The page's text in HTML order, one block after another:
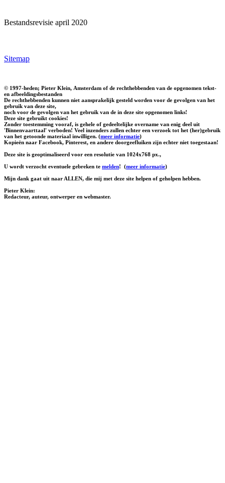
Bestandsrevisie april 2020
Sitemap
© 1997-heden; Pieter Klein, Amsterdam of de rechthebbenden van de opgenomen tekst-
en afbeeldingsbestanden
De rechthebbenden kunnen niet aansprakelijk gesteld worden voor de gevolgen van het
gebruik van deze site,
noch voor de gevolgen van het gebruik van de in deze site opgenomen links!
Deze site gebruikt cookies!
Zonder toestemming vooraf, is gehele of gedeeltelijke overname van enig deel uit
'Binnenvaarttaal' verboden! Veel inzenders zullen echter een verzoek tot het (her)gebruik
van het getoonde materiaal inwilligen. (meer informatie)
Kopieën naar Facebook, Pinterest, en andere doorgeefluiken zijn echter niet toegestaan!
Deze site is geoptimaliseerd voor een resolutie van 1024x768 px.,
U wordt verzocht eventuele gebreken te melden! (meer informatie)
Mijn dank gaat uit naar ALLEN, die mij met deze site helpen of geholpen hebben.
Pieter Klein:
Redacteur, auteur, ontwerper en webmaster.